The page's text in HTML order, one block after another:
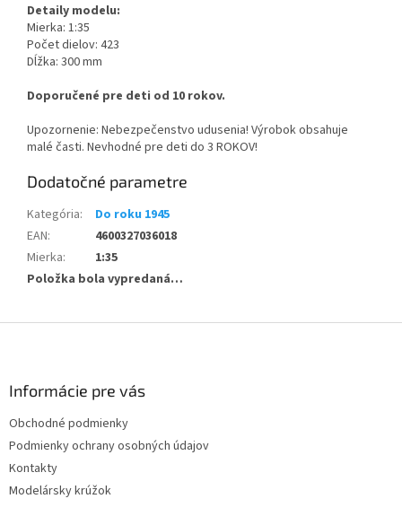
Detaily modelu:
Mierka: 1:35
Počet dielov: 423
Dĺžka: 300 mm
Doporučené pre deti od 10 rokov.
Upozornenie: Nebezpečenstvo udusenia! Výrobok obsahuje
malé časti. Nevhodné pre deti do 3 ROKOV!
Dodatočné parametre
Kategória:
Do roku 1945
EAN:
4600327036018
Mierka:
1:35
Položka bola vypredaná…
Informácie pre vás
Obchodné podmienky
Podmienky ochrany osobných údajov
Kontakty
Modelársky krúžok